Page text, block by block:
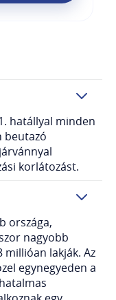
hatállyal minden
beutazó
korlátozást.
országa,
nagyobb
millióan lakják. Az
egynegyeden a